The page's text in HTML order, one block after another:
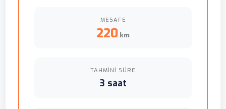
MESAFE
220 km
TAHMINI SÜRE
3 saat